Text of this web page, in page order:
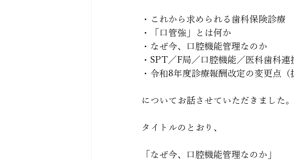
・これから求められる歯科保険診療
・「口管強」とは何か
・なぜ今、口腔機能管理なのか
・SPT／F局／口腔機能／医科歯科
・令和8年度診療報酬改定の変更点（
についてお話させていただきました。
タイトルのとおり、
「なぜ今、口腔機能管理なのか」